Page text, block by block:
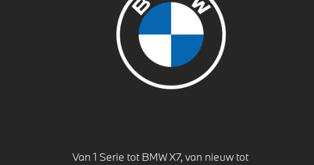
Van 1 Serie tot BMW X7, van nieuw tot